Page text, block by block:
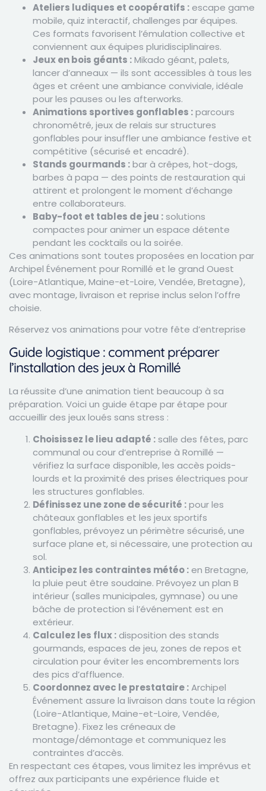
Ateliers ludiques et coopératifs : escape game
mobile, quiz interactif, challenges par équipes.
Ces formats favorisent l’émulation collective et
conviennent aux équipes pluridisciplinaires.
Jeux en bois géants :Mikado géant, palets,
lancer d’anneaux — ils sont accessibles à tous les
âges et créent une ambiance conviviale, idéale
pour les pauses ou les afterworks.
Animations sportives gonflables :parcours
chronométré, jeux de relais sur structures
gonflables pour insuffler une ambiance festive et
compétitive (sécurisé et encadré).
Stands gourmands :bar à crêpes, hot-dogs,
barbes à papa — des points de restauration qui
attirent et prolongent le moment d’échange
entre collaborateurs.
Baby-foot et tables de jeu : solutions
compactes pour animer un espace détente
pendant les cocktails ou la soirée.
Ces animations sont toutes proposées en location par
Archipel Événement pour Romillé et le grand Ouest
(Loire-Atlantique, Maine-et-Loire, Vendée, Bretagne),
avec montage, livraison et reprise inclus selon l’offre
choisie.
Réservez vos animations pour votre fête d’entreprise
Guide logistique : comment préparer
l’installation des jeux à Romillé
La réussite d’une animation tient beaucoup à sa
préparation. Voici un guide étape par étape pour
accueillir des jeux loués sans stress :
Choisissez le lieu adapté : salle des fêtes, parc
communal ou cour d’entreprise à Romillé —
vérifiez la surface disponible, les accès poids-
lourds et la proximité des prises électriques pour
les structures gonflables.
Définissez une zone de sécurité :pour les
châteaux gonflables et les jeux sportifs
gonflables, prévoyez un périmètre sécurisé, une
surface plane et, si nécessaire, une protection au
sol.
Anticipez les contraintes météo : en Bretagne,
la pluie peut être soudaine. Prévoyez un plan B
intérieur (salles municipales, gymnase) ou une
bâche de protection si l’événement est en
extérieur.
Calculez les flux : disposition des stands
gourmands, espaces de jeu, zones de repos et
circulation pour éviter les encombrements lors
des pics d’affluence.
Coordonnez avec le prestataire :Archipel
Événement assure la livraison dans toute la région
(Loire-Atlantique, Maine-et-Loire, Vendée,
Bretagne). Fixez les créneaux de
montage/démontage et communiquez les
contraintes d’accès.
En respectant ces étapes, vous limitez les imprévus et
offrez aux participants une expérience fluide et